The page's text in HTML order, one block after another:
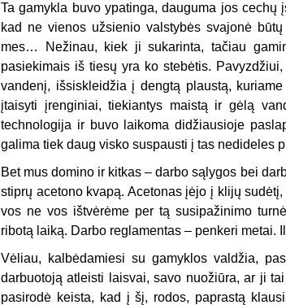
Ta gamykla buvo ypatinga, dauguma jos
kad ne vienos užsienio valstybės svajonė
mes… Nežinau, kiek ji sukarinta, tačiau
pasiekimais iš tiesų yra ko stebėtis.
vandenį, išsiskleidžia į dengtą plaustą,
įtaisyti įrenginiai, tiekiantys maistą ir gėlą
technologija ir buvo laikoma didžiausioje
galima tiek daug visko suspausti į tas nedideles
Bet mus domino ir kitkas – darbo sąlygos bei
stiprų acetono kvapą. Acetonas įėjo į klijų
vos ne vos ištvėrėme per tą susipažinimo
ribotą laiką. Darbo reglamentas – penkeri metai.
Vėliau, kalbėdamiesi su gamyklos valdžia,
darbuotoją atleisti laisvai, savo nuožiūra, ar ji
pasirodė keista, kad į šį, rodos, paprastą